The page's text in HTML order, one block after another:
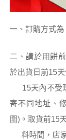
一、訂購方式
二、請於用餅
於出貨日前15天
15天內不受
寄不同地址、
圍)。取貨前15
料時間，店家